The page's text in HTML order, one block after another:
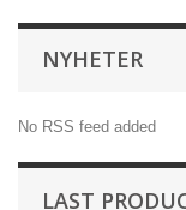
NYHETER
No RSS feed added
LAST